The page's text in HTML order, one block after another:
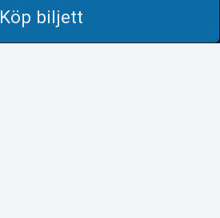
Köp biljett
Logga in i Manager